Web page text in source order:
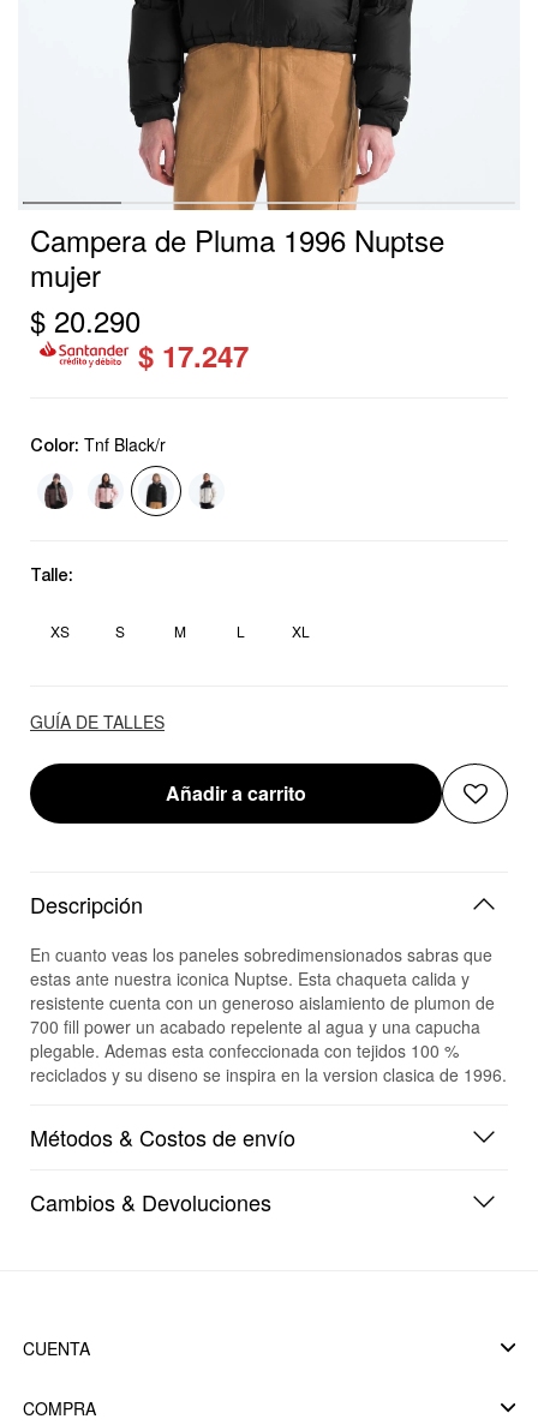
Campera de Pluma 1996 Nuptse
mujer
$ 20.290
$ 17.247
Color: Tnf Black/r
Talle:
XS S M L XL
GUÍA DE TALLES
Añadir a carrito
Descripción
En cuanto veas los paneles sobredimensionados sabras que
estas ante nuestra iconica Nuptse. Esta chaqueta calida y
resistente cuenta con un generoso aislamiento de plumon de
700 fill power un acabado repelente al agua y una capucha
plegable. Ademas esta confeccionada con tejidos 100 %
reciclados y su diseno se inspira en la version clasica de 1996.
Métodos & Costos de envío
Cambios & Devoluciones
CUENTA
COMPRA